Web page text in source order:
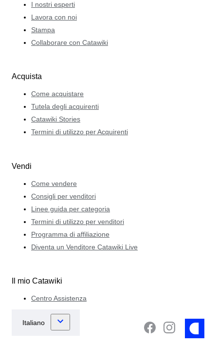
I nostri esperti
Lavora con noi
Stampa
Collaborare con Catawiki
Acquista
Come acquistare
Tutela degli acquirenti
Catawiki Stories
Termini di utilizzo per Acquirenti
Vendi
Come vendere
Consigli per venditori
Linee guida per categoria
Termini di utilizzo per venditori
Programma di affiliazione
Diventa un Venditore Catawiki Live
Il mio Catawiki
Centro Assistenza